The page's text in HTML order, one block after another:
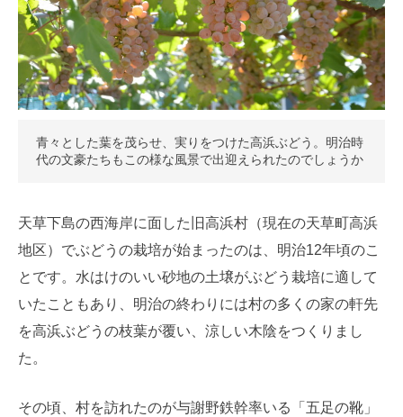
青々とした葉を茂らせ、実りをつけた高浜ぶどう。明治時
代の文豪たちもこの様な風景で出迎えられたのでしょうか
天草下島の西海岸に面した旧高浜村（現在の天草町高浜
地区）でぶどうの栽培が始まったのは、明治12年頃のこ
とです。水はけのいい砂地の土壌がぶどう栽培に適して
いたこともあり、明治の終わりには村の多くの家の軒先
を高浜ぶどうの枝葉が覆い、涼しい木陰をつくりまし
た。
その頃、村を訪れたのが与謝野鉄幹率いる「五足の靴」